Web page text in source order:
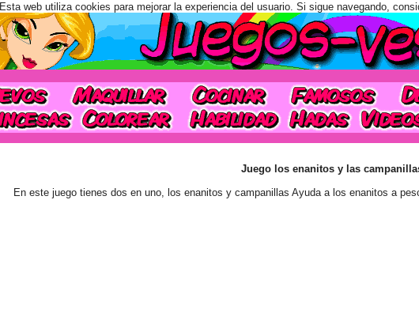
Juego los enanitos y las
En este juego tienes dos en uno, los enanitos y campanillas Ayuda a los enanitos a
Esta web utiliza cookies para mejorar la experiencia del usuario. Si sigue navegando,